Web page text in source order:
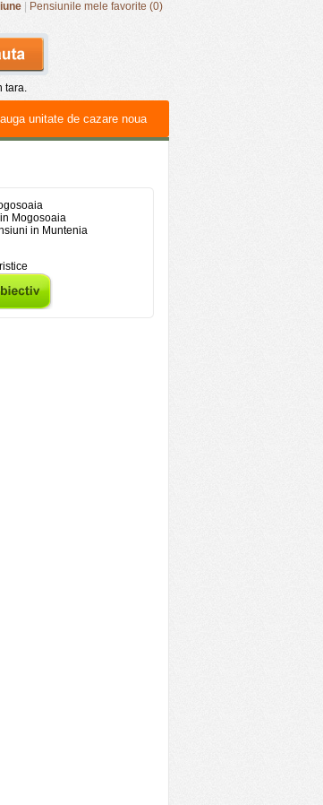
Pensiunile mele favorite (0)
tara.
unitate de cazare noua
Mogosoaia
in Muntenia